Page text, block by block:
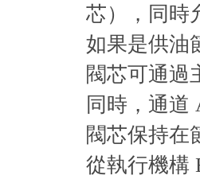
芯），同時
如果是供油
閥芯可通過
同時，通道
閥芯保持在
從執行機構